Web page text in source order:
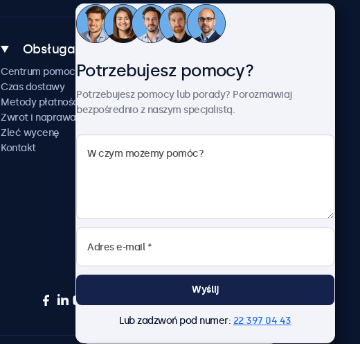
Obsługa klienta
Centrum pomocy
Czas dostawy
Metody płatności
Zwrot i naprawa
Zleć wycenę
Kontakt
Beetronics
Przykłady zastosowania
Aktualności i informacje
Pracuj z nami
Regulamin
Potrzebujesz pomocy?
Potrzebujesz pomocy lub porady? Porozmawiaj
bezpośrednio z naszym specjalistą.
Wyślij
Lub zadzwoń pod numer: 22 397 04 43